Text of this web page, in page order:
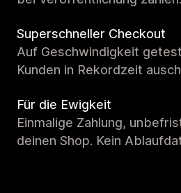
Superschneller Checkout
Auf Geschwindigkeit
Kunden in Rekordzeit
Für die Ewigkeit
Einmalige Zahlung,
deinen Shop. Kein